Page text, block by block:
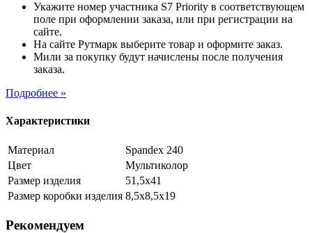
Укажите номер участника S7 Priority в соответствующем
поле при оформлении заказа, или при регистрации на
сайте.
На сайте Рутмарк выберите товар и оформите заказ.
Мили за покупку будут начислены после получения
заказа.
Подробнее »
Характеристики
Материал
Spandex 240
Цвет
Мультиколор
Размер изделия
51,5х41
Размер коробки изделия 8,5х8,5х19
Рекомендуем